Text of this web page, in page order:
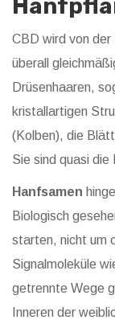
CBD wird von
überall
Drüsenhaaren,
kristallartigen
(Kolben), die
Sie sind quasi die
Hanfsamen
Biologisch
starten, nicht um
Signalmoleküle
getrennte Wege
Inneren der